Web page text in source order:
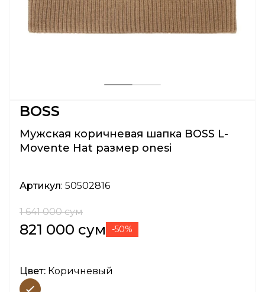
BOSS
Мужская коричневая шапка BOSS L-
Movente Hat размер onesi
Артикул: 50502816
1 641 000 сум
821 000 сум -50%
Цвет: Коричневый